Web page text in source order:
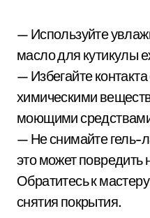
— Используйте
масло для кутикулы
— Избегайте
химическими
моющими
— Не снимайте гель-
это может повредить
Обратитесь к
снятия покрытия.